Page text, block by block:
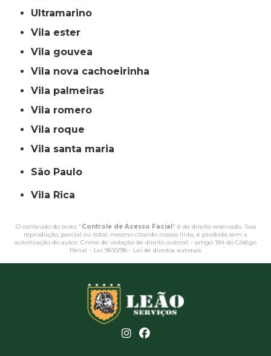
ultramarino
vila ester
vila gouvea
vila nova cachoeirinha
vila palmeiras
vila romero
vila roque
vila santa maria
São Paulo
Vila Rica
O conteúdo do texto "Controle de Acesso Facial" é de direito reservado. Sua
reprodução, parcial ou total, mesmo citando nossos links, é proibida sem a
autorização do autor. Crime de violação de direito autoral – artigo 184 do Código
Penal – Lei 9610/98 - Lei de direitos autorais.